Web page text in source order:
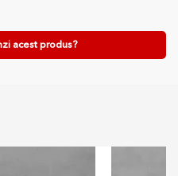
acest produs?